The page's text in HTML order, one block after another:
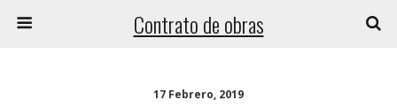
Contrato de obras
17 Febrero, 2019